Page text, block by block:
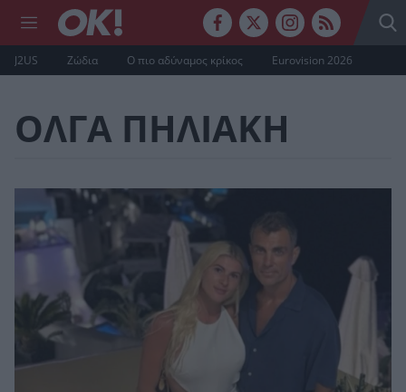
J2US Ζώδια Ο πιο αδύναμος κρίκος Eurovision 2026
ΟΛΓΑ ΠΗΛΙΑΚΗ